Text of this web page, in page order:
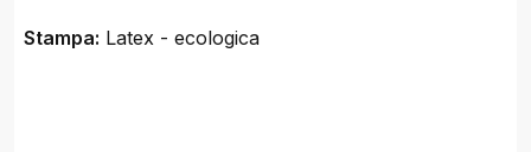
Stampa: Latex - ecologica